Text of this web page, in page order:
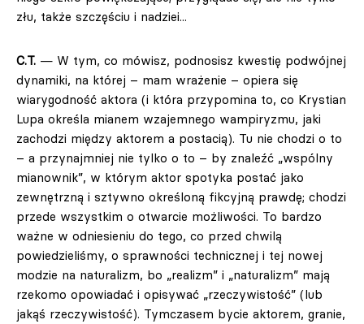
złu, także szczęściu i nadziei...
C.T. — W tym, co mówisz, podnosisz kwestię podwójnej
dynamiki, na której – mam wrażenie – opiera się
wiarygodność aktora (i która przypomina to, co Krystian
Lupa określa mianem wzajemnego wampiryzmu, jaki
zachodzi między aktorem a postacią). Tu nie chodzi o to
– a przynajmniej nie tylko o to – by znaleźć „wspólny
mianownik”, w którym aktor spotyka postać jako
zewnętrzną i sztywno określoną fikcyjną prawdę; chodzi
przede wszystkim o otwarcie możliwości. To bardzo
ważne w odniesieniu do tego, co przed chwilą
powiedzieliśmy, o sprawności technicznej i tej nowej
modzie na naturalizm, bo „realizm” i „naturalizm” mają
rzekomo opowiadać i opisywać „rzeczywistość” (lub
jakąś rzeczywistość). Tymczasem bycie aktorem, granie,